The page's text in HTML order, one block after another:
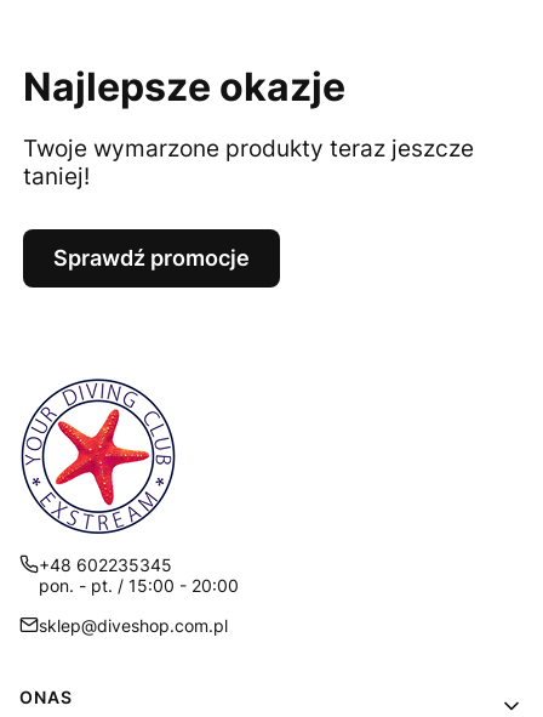
Najlepsze okazje
Twoje wymarzone produkty teraz jeszcze
taniej!
Sprawdź promocje
+48 602235345
pon. - pt. / 15:00 - 20:00
sklep@diveshop.com.pl
Linki w stopce
ONAS